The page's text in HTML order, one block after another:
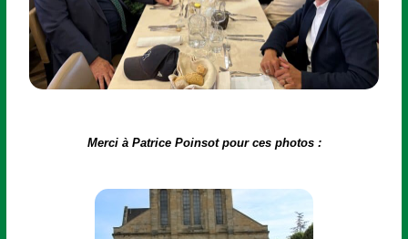
Merci à Patrice Poinsot pour ces photos :